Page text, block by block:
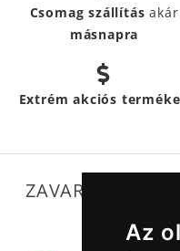
Az
Csomag szállításakár
másnapra
Extrém akciós
ZAVARTALAN